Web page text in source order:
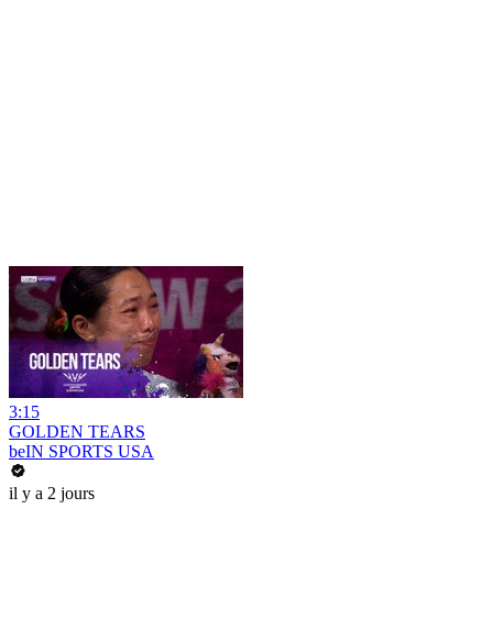
3:15
GOLDEN TEARS
beIN SPORTS USA
il y a 2 jours